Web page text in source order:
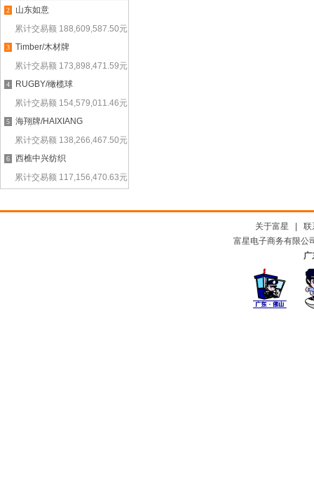
2
山东如意
累计交易额 188,609,587.50元
3
Timber/木材牌
累计交易额 173,898,471.59元
4
RUGBY/橄榄球
累计交易额 154,579,011.46元
5
海翔牌/HAIXIANG
累计交易额 138,266,467.50元
6
西樵中兴纺织
累计交易额 117,156,470.63元
关于富星
联
富星电子商务有限公